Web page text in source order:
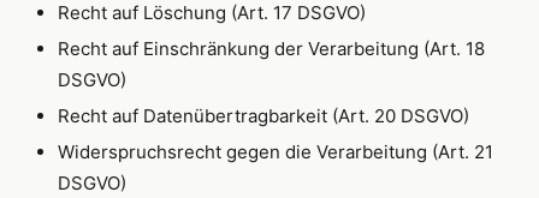
Recht auf Löschung (Art. 17 DSGVO)
Recht auf Einschränkung der Verarbeitung (Art. 18
DSGVO)
Recht auf Datenübertragbarkeit (Art. 20 DSGVO)
Widerspruchsrecht gegen die Verarbeitung (Art. 21
DSGVO)